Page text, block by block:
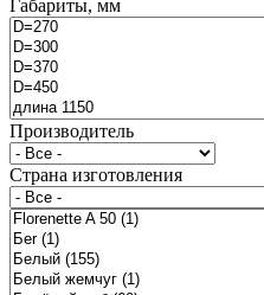
Габариты, мм
Производитель
Страна изготовления